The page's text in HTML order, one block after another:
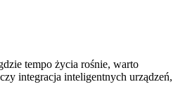
tempo życia rośnie, warto
integracja inteligentnych urządzeń,